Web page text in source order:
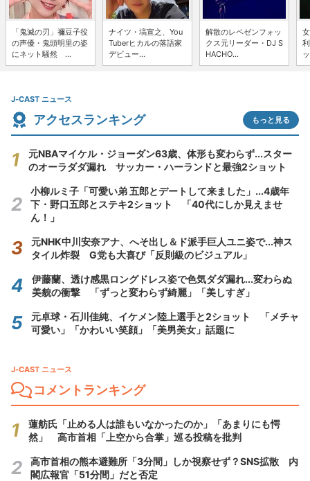
「鬼滅の刃」禰豆子役
の声優・鬼頭明里の姿
にネット騒然 ...
ナイツ・塙宣之、You
Tuberヒカルの落語家
デビュー...
解散のレペゼンフォッ
クス元リーダー・DJ S
HACHO...
J-CAST ニュース
アクセスランキング もっと見る
元NBAマイケル・ジョーダン63歳、体形も変わらず...スター
のオーラダダ漏れ サッカー・ハーランドと最強2ショット
小柳ルミ子「可愛い弟 五郎とデートして来ました」...4歳年
下・野口五郎とステキ2ショット 「40代にしか見えませ
ん！」
元NHK中川安奈アナ、へそ出し＆ド派手巨人ユニ姿で...神ス
タイル炸裂 G党も大喜び「反則級のビジュアル」
伊藤蘭、透け感黒ロングドレス姿で色気ダダ漏れ...変わらぬ
美貌の衝撃 「ずっと変わらず綺麗」「美しすぎ」
元卓球・石川佳純、イケメン陸上選手と2ショット 「メチャ
可愛い」「かわいい笑顔」「美男美女」話題に
J-CAST ニュース
コメントランキング
蓮舫氏「止める人は誰もいなかったのか」「あまりにも愕
然」 高市首相「上空から合掌」巡る投稿を批判
高市首相の熊本避難所「3分間」しか視察せず？SNS拡散 内
閣広報官「51分間」だと否定